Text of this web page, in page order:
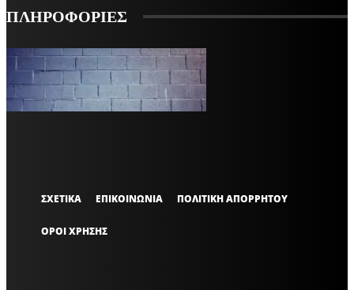
ΠΛΗΡΟΦΟΡΙΕΣ
VARiEMAi
OFFICIAL
ΣΧΕΤΙΚΑ ΕΠΙΚΟΙΝΩΝΙΑ ΠΟΛΙΤΙΚΗ ΑΠΟΡΡΗΤΟΥ
ΟΡΟΙ ΧΡΗΣΗΣ